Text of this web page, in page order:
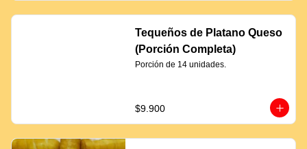
Tequeños de Platano Queso
(Porción Completa)
Porción de 14 unidades.
$9.900